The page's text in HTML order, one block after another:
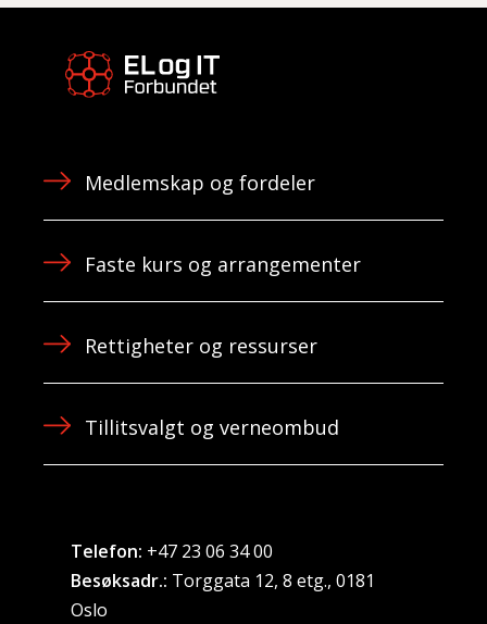
Medlemskap og fordeler
Faste kurs og arrangementer
Rettigheter og ressurser
Tillitsvalgt og verneombud
Telefon: +47 23 06 34 00
Besøksadr.: Torggata 12, 8 etg., 0181
Oslo